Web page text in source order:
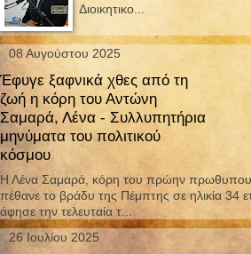
Διοικητικο...
08 Αυγούστου 2025
Έφυγε ξαφνικά χθες από τη
ζωή η κόρη του Αντώνη
Σαμαρά, Λένα - Συλλυπητήρια
μηνύματα του πολιτικού
κόσμου
Η Λένα Σαμαρά, κόρη του πρώην
πέθανε το βράδυ της Πέμπτης σε ηλικία 34
άφησε την τελευταία τ...
26 Ιουλίου 2025